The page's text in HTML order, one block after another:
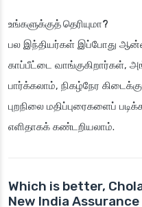
உங்களுக்குத் தெரியுமா?
பல இந்தியர்கள் இப்போது
காப்பீட்டை வாங்குகிறார்கள்,
பார்க்கலாம், நிகழ்நேர
புறநிலை மதிப்புரைகளைப்
எளிதாகக் கண்டறியலாம்.
Which is better,
New India